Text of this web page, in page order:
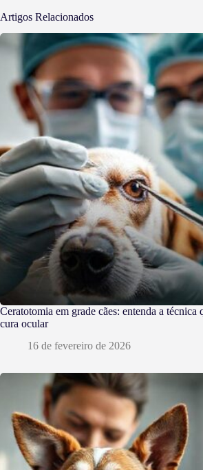
Artigos Relacionados
Ceratotomia em grade cães: entenda a técnica
cura ocular
16 de fevereiro de 2026